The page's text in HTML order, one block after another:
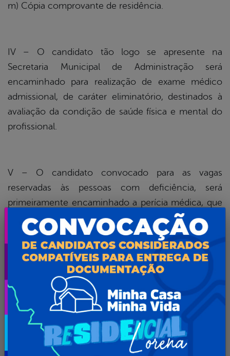
m) Cópia comprovante de residência.
IV – O candidato tão logo se apresente na
Secretaria Municipal de Administração será
encaminhado para realização de exame médico
admissional, de caráter eliminatório, destinados à
avaliação da condição de saúde física e mental do
profissional.
V – O candidato convocado para as vagas
reservadas às pessoas com deficiência, será
primeiramente encaminhado a perícia médica, que
avaliará a condição de deficiência por ele declarada
no ato da inscrição no concurso. Caso a perícia
médica constate que o candidato não se enquadra
na condição de pessoa com a deficiência por ele
declarada, será procedida a sua reclassificação no
concurso, sem direito às vagas destinadas às
pessoas com deficiência física. Caso a perícia
médica confirme a deficiência física declarada pelo
candidato, ele será nomeado nessa condição,
ficando a cargo de uma equipe multidisciplinar,